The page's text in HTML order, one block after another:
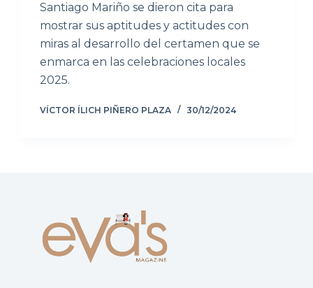
Santiago Mariño se dieron cita para
mostrar sus aptitudes y actitudes con
miras al desarrollo del certamen que se
enmarca en las celebraciones locales
2025.
VÍCTOR ÍLICH PIÑERO PLAZA 30/12/2024